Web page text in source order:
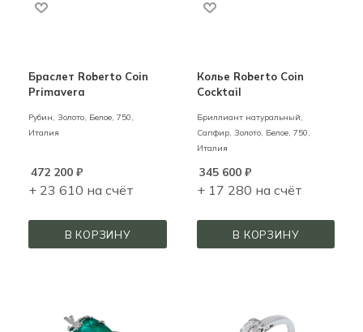
Браслет Roberto Coin
Primavera
Рубин, Золото, Белое, 750,
Италия
472 200 ₽
+ 23 610 на счёт
В КОРЗИНУ
Колье Roberto Coin
Cocktail
Бриллиант натуральный,
Сапфир, Золото, Белое, 750,
Италия
345 600₽
+ 17 280 на счёт
В КОРЗИНУ